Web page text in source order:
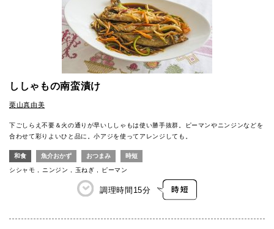
ししゃもの南蛮漬け
栗山真由美
下ごしらえ不要＆火の通りが早いししゃもは使い勝手抜群。ピーマンやニンジンなどを
合わせて彩りよいひと品に。小アジを使ってアレンジしても。
和食 魚介おかず おつまみ 時短
シシャモ ニンジン 玉ねぎ ピーマン
調理時間 15分